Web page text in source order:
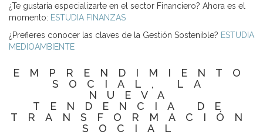
¿Te gustaría especializarte en el sector Financiero? Ahora es el
momento: ESTUDIA FINANZAS
¿Prefieres conocer las claves de la Gestión Sostenible? ESTUDIA
MEDIOAMBIENTE
EMPRENDIMIENTO
SOCIAL, LA
NUEVA
TENDENCIA DE
TRANSFORMACIÓN
SOCIAL